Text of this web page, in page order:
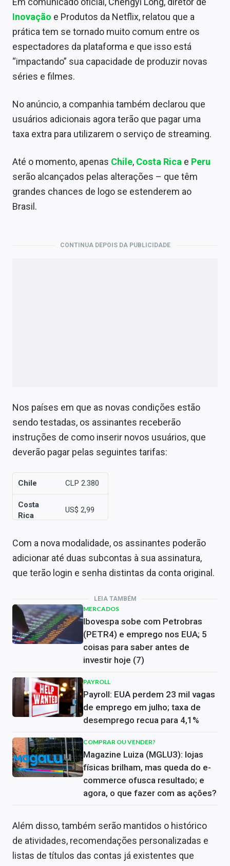
Inovação e Produtos da Netflix, relatou que a
prática tem se tornado muito comum entre os
espectadores da plataforma e que isso está
“impactando” sua capacidade de produzir novas
séries e filmes.
No anúncio, a companhia também declarou que
usuários adicionais agora terão que pagar uma
taxa extra para utilizarem o serviço de streaming.
Até o momento, apenas Chile, Costa Rica e Peru
serão alcançados pelas alterações – que têm
grandes chances de logo se estenderem ao
Brasil.
CONTINUA DEPOIS DA PUBLICIDADE
Nos países em que as novas condições estão
sendo testadas, os assinantes receberão
instruções de como inserir novos usuários, que
deverão pagar pelas seguintes tarifas:
Chile CLP 2.380
Costa
Rica
US$ 2,99
PEN 7,9
Com a nova modalidade, os assinantes poderão
adicionar até duas subcontas à sua assinatura,
que terão login e senha distintas da conta original.
LEIA TAMBÉM
MERCADOS
Ibovespa sobe com Petrobras
(PETR4) e emprego nos EUA; 5
coisas para saber antes de
investir hoje (7)
PAYROLL
Payroll: EUA perdem 23 mil vagas
de emprego em julho; taxa de
desemprego recua para 4,1%
COMPRAR OU VENDER?
Magazine Luiza (MGLU3): lojas
físicas brilham, mas queda do e-
commerce ofusca resultado; e
agora, o que fazer com as ações?
Além disso, também serão mantidos o histórico
de atividades, recomendações personalizadas e
listas de títulos das contas já existentes que